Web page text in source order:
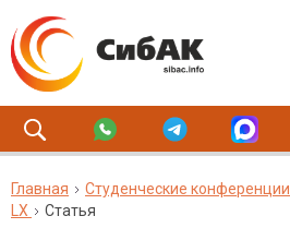
Главная Студенческие конференции
LX
Статья